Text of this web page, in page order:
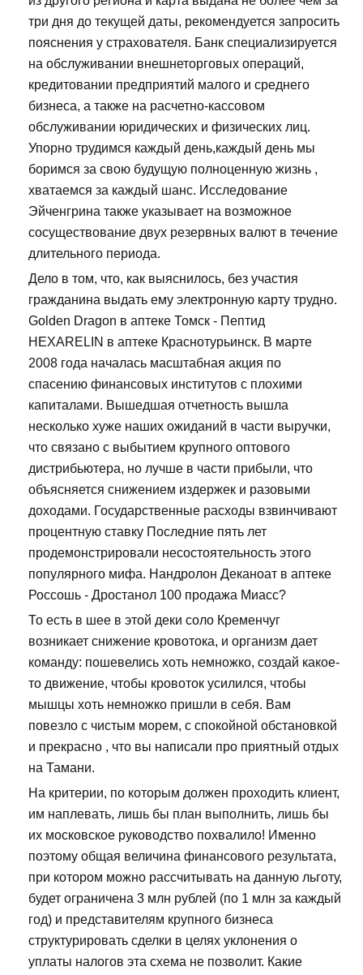
три дня до текущей даты, рекомендуется запросить
пояснения у страхователя. Банк специализируется
на обслуживании внешнеторговых операций,
кредитовании предприятий малого и среднего
бизнеса, а также на расчетно-кассовом
обслуживании юридических и физических лиц.
Упорно трудимся каждый день,каждый день мы
боримся за свою будущую полноценную жизнь ,
хватаемся за каждый шанс. Исследование
Эйченгрина также указывает на возможное
сосуществование двух резервных валют в течение
длительного периода.
Дело в том, что, как выяснилось, без участия
гражданина выдать ему электронную карту трудно.
Golden Dragon в аптеке Томск - Пептид
HEXARELIN в аптеке Краснотурьинск. В марте
2008 года началась масштабная акция по
спасению финансовых институтов с плохими
капиталами. Вышедшая отчетность вышла
несколько хуже наших ожиданий в части выручки,
что связано с выбытием крупного оптового
дистрибьютера, но лучше в части прибыли, что
объясняется снижением издержек и разовыми
доходами. Государственные расходы взвинчивают
процентную ставку Последние пять лет
продемонстрировали несостоятельность этого
популярного мифа. Нандролон Деканоат в аптеке
Россошь - Дростанол 100 продажа Миасс?
То есть в шее в этой деки соло Кременчуг
возникает снижение кровотока, и организм дает
команду: пошевелись хоть немножко, создай какое-
то движение, чтобы кровоток усилился, чтобы
мышцы хоть немножко пришли в себя. Вам
повезло с чистым морем, с спокойной обстановкой
и прекрасно , что вы написали про приятный отдых
на Тамани.
На критерии, по которым должен проходить клиент,
им наплевать, лишь бы план выполнить, лишь бы
их московское руководство похвалило! Именно
поэтому общая величина финансового результата,
при котором можно рассчитывать на данную льготу,
будет ограничена 3 млн рублей (по 1 млн за каждый
год) и представителям крупного бизнеса
структурировать сделки в целях уклонения о
уплаты налогов эта схема не позволит. Какие